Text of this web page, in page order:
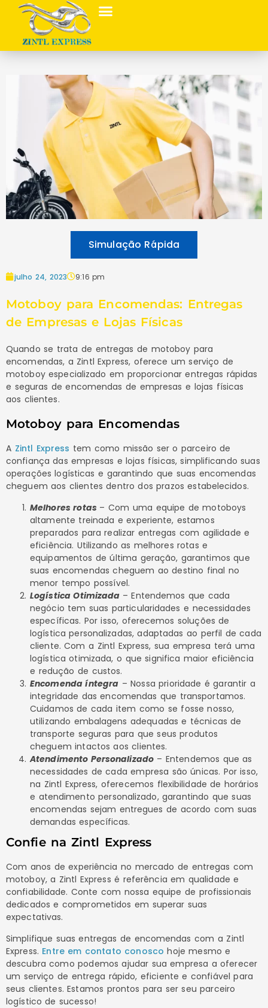
Simulação Rápida
julho 24, 2023 9:16 pm
Motoboy para Encomendas: Entregas
de Empresas e Lojas Físicas
Quando se trata de entregas de motoboy para
encomendas, a Zintl Express, oferece um serviço de
motoboy especializado em proporcionar entregas rápidas
e seguras de encomendas de empresas e lojas físicas
aos clientes.
Motoboy para Encomendas
A Zintl Express tem como missão ser o parceiro de
confiança das empresas e lojas físicas, simplificando suas
operações logísticas e garantindo que suas encomendas
cheguem aos clientes dentro dos prazos estabelecidos.
Melhores rotas – Com uma equipe de motoboys
altamente treinada e experiente, estamos
preparados para realizar entregas com agilidade e
eficiência. Utilizando as melhores rotas e
equipamentos de última geração, garantimos que
suas encomendas cheguem ao destino final no
menor tempo possível.
Logística Otimizada – Entendemos que cada
negócio tem suas particularidades e necessidades
específicas. Por isso, oferecemos soluções de
logística personalizadas, adaptadas ao perfil de cada
cliente. Com a Zintl Express, sua empresa terá uma
logística otimizada, o que significa maior eficiência
e redução de custos.
Encomenda íntegra – Nossa prioridade é garantir a
integridade das encomendas que transportamos.
Cuidamos de cada item como se fosse nosso,
utilizando embalagens adequadas e técnicas de
transporte seguras para que seus produtos
cheguem intactos aos clientes.
Atendimento Personalizado– Entendemos que as
necessidades de cada empresa são únicas. Por isso,
na Zintl Express, oferecemos flexibilidade de horários
e atendimento personalizado, garantindo que suas
encomendas sejam entregues de acordo com suas
demandas específicas.
Confie na Zintl Express
Com anos de experiência no mercado de entregas com
motoboy, a Zintl Express é referência em qualidade e
confiabilidade. Conte com nossa equipe de profissionais
dedicados e comprometidos em superar suas
expectativas.
Simplifique suas entregas de encomendas com a Zintl
Express. Entre em contato conosco hoje mesmo e
descubra como podemos ajudar sua empresa a oferecer
um serviço de entrega rápido, eficiente e confiável para
seus clientes. Estamos prontos para ser seu parceiro
logístico de sucesso!